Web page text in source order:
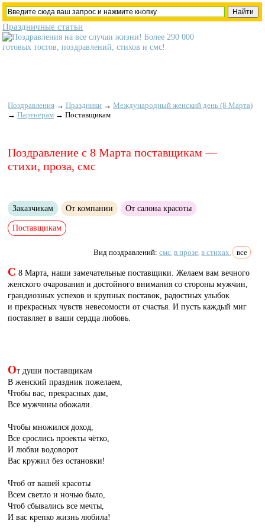
Праздничные статьи
Поздравления →Праздники →Международный женский день (8 Марта)
→Партнерам →Поставщикам
Поздравление с 8 Марта поставщикам —
стихи, проза, смс
Заказчикам От компании От салона красоты
Поставщикам
Вид поздравлений:смс в прозе в стихах все
С 8 Марта, наши замечательные поставщики. Желаем вам вечного
женского очарования и достойного внимания со стороны мужчин,
грандиозных успехов и крупных поставок, радостных улыбок
и прекрасных чувств невесомости от счастья. И пусть каждый миг
поставляет в ваши сердца любовь.
От души поставщикам
В женский праздник пожелаем,
Чтобы вас, прекрасных дам,
Все мужчины обожали.
Чтобы множился доход,
Все срослись проекты чётко,
И любви водоворот
Вас кружил без остановки!
Чтоб от вашей красоты
Всем светло и ночью было,
Чтоб сбывались все мечты,
И вас крепко жизнь любила!